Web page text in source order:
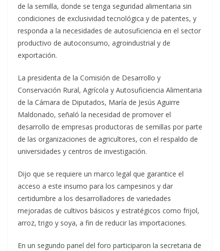
de la semilla, donde se tenga seguridad alimentaria sin
condiciones de exclusividad tecnológica y de patentes, y
responda a la necesidades de autosuficiencia en el sector
productivo de autoconsumo, agroindustrial y de
exportación.
La presidenta de la Comisión de Desarrollo y
Conservación Rural, Agrícola y Autosuficiencia Alimentaria
de la Cámara de Diputados, María de Jesús Aguirre
Maldonado, señaló la necesidad de promover el
desarrollo de empresas productoras de semillas por parte
de las organizaciones de agricultores, con el respaldo de
universidades y centros de investigación.
Dijo que se requiere un marco legal que garantice el
acceso a este insumo para los campesinos y dar
certidumbre a los desarrolladores de variedades
mejoradas de cultivos básicos y estratégicos como frijol,
arroz, trigo y soya, a fin de reducir las importaciones.
En un segundo panel del foro participaron la secretaria de